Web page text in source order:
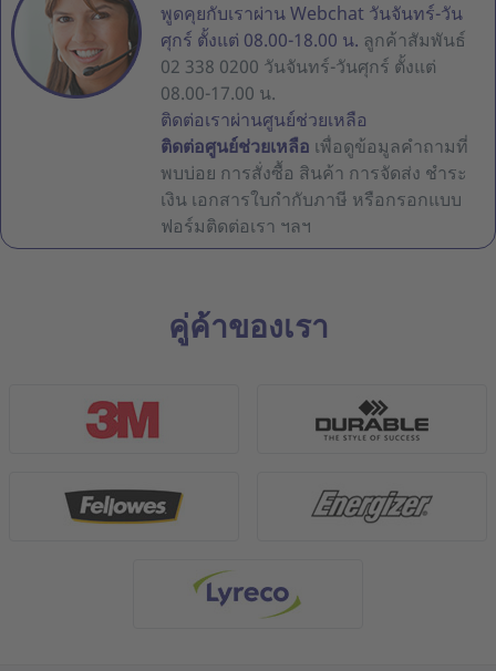
พูดคุยกับเราผ่าน Webchat วันจันทร์-วัน
ศุกร์ ตั้งแต่ 08.00-18.00 น. ลูกค้าสัมพันธ์
02 338 0200 วันจันทร์-วันศุกร์ ตั้งแต่
08.00-17.00 น.
ติดต่อเราผ่านศูนย์ช่วยเหลือ
ติดต่อศูนย์ช่วยเหลือ เพื่อดูข้อมูลคำถามที่
พบบ่อย การสั่งซื้อ สินค้า การจัดส่ง ชำระ
เงิน เอกสารใบกำกับภาษี หรือกรอกแบบ
ฟอร์มติดต่อเรา ฯลฯ
คู่ค้าของเรา